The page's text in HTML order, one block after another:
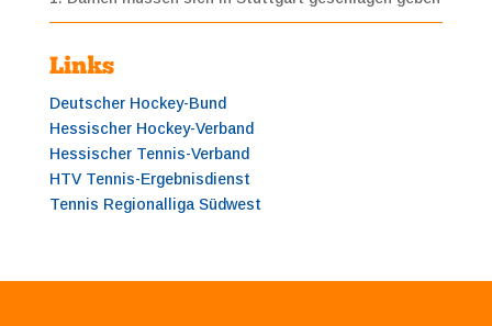
Links
Deutscher Hockey-Bund
Hessischer Hockey-Verband
Hessischer Tennis-Verband
HTV Tennis-Ergebnisdienst
Tennis Regionalliga Südwest